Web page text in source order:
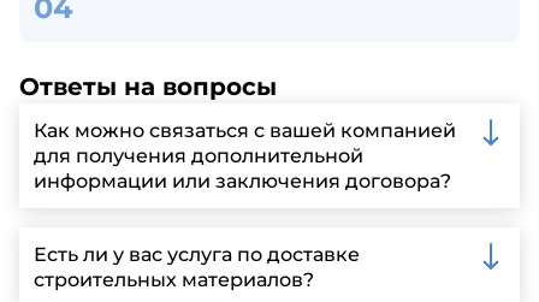
Ответы на вопросы
Как можно связаться с вашей компанией
для получения дополнительной
информации или заключения договора?
запрос через нашу официальную почту или
заполнить форму на нашем сайте для более
детальной информации и организации встречи.
Есть ли у вас услуга по доставке
строительных материалов?